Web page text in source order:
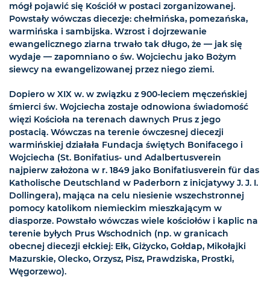
mógł pojawić się Kościół w postaci zorganizowanej.
Powstały wówczas diecezje: chełmińska, pomezańska,
warmińska i sambijska. Wzrost i dojrzewanie
ewangelicznego ziarna trwało tak długo, że — jak się
wydaje — zapomniano o św. Wojciechu jako Bożym
siewcy na ewangelizowanej przez niego ziemi.
Dopiero w XIX w. w związku z 900-leciem męczeńskiej
śmierci św. Wojciecha zostaje odnowiona świadomość
więzi Kościoła na terenach dawnych Prus z jego
postacią. Wówczas na terenie ówczesnej diecezji
warmińskiej działała Fundacja świętych Bonifacego i
Wojciecha (St. Bonifatius- und Adalbertusverein
najpierw założona w r. 1849 jako Bonifatiusverein für das
Katholische Deutschland w Paderborn z inicjatywy J. J. I.
Dollingera), mająca na celu niesienie wszechstronnej
pomocy katolikom niemieckim mieszkającym w
diasporze. Powstało wówczas wiele kościołów i kaplic na
terenie byłych Prus Wschodnich (np. w granicach
obecnej diecezji ełckiej: Ełk, Giżycko, Gołdap, Mikołajki
Mazurskie, Olecko, Orzysz, Pisz, Prawdziska, Prostki,
Węgorzewo).